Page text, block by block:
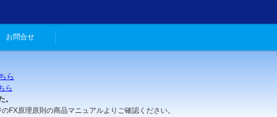
お問合せ
ら
ら
。
理原則の商品マニュアルよりご確認ください。